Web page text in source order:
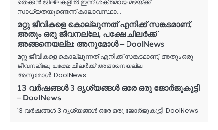
തെക്കൻ ജില്ലകളിൽ ഇന്ന് ശക്തമായ മഴയ്ക്ക്
സാധ്യതയുണ്ടെന്ന് കാലാവസ്ഥാ…
മറ്റു ജീവികളെ കൊല്ലുന്നത് എനിക്ക് സങ്കടമാണ്,
അതും ഒരു ജീവനല്ലേ, പക്ഷേ ചിലർക്ക്
അങ്ങനെയല്ല: അനുമോൾ – DoolNews
മറ്റു ജീവികളെ കൊല്ലുന്നത് എനിക്ക് സങ്കടമാണ്, അതും ഒരു
ജീവനല്ലേ, പക്ഷേ ചിലർക്ക് അങ്ങനെയല്ല:
അനുമോൾ DoolNews
13 വർഷങ്ങൾ 3 ദൃശ്യങ്ങൾ ഒരേ ഒരു ജോർജുകുട്ടി
– DoolNews
13 വർഷങ്ങൾ 3 ദൃശ്യങ്ങൾ ഒരേ ഒരു ജോർജുകുട്ടി DoolNews